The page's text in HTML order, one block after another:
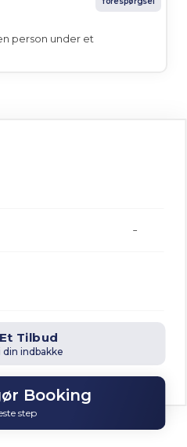
person under et
-
Tilbud
indbakke
Booking
step